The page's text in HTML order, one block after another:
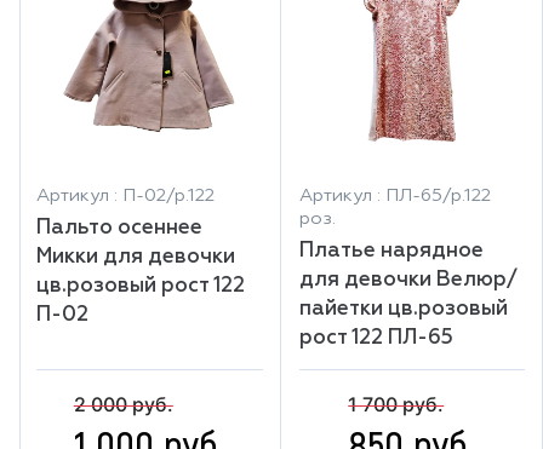
Артикул : П-02/р.122
Пальто осеннее
Микки для девочки
цв.розовый рост 122
П-02
2 000 руб.
Артикул : ПЛ-65/р.122
роз.
Платье нарядное
для девочки Велюр/
пайетки цв.розовый
рост 122 ПЛ-65
1 700 руб.